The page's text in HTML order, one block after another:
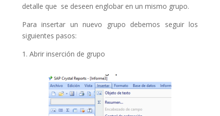
detalle que se deseen englobar en un mismo grupo.
Para insertar un nuevo grupo debemos seguir los
siguientes pasos:
1. Abrir inserción de grupo